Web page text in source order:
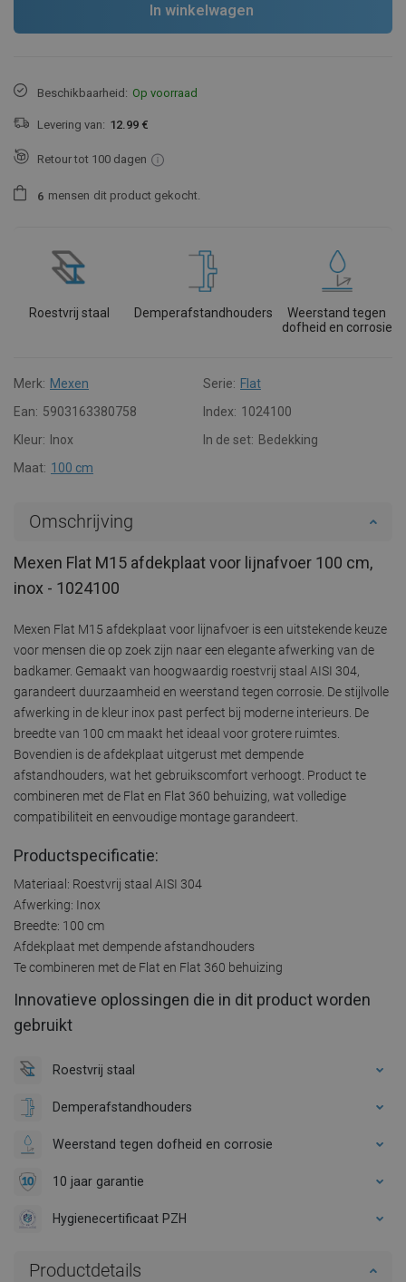
In winkelwagen
Beschikbaarheid: Op voorraad
Levering van: 12.99 €
Retour tot 100 dagen
6 mensen dit product gekocht.
Roestvrij staal Demperafstandhouders
Weerstand tegen
dofheid en corrosie
Merk: Mexen Serie: Flat
Ean: 5903163380758 Index: 1024100
Kleur:
Inox In de set: Bedekking
Maat: 100 cm
Omschrijving
Mexen Flat M15 afdekplaat voor lijnafvoer 100 cm,
inox - 1024100
Mexen Flat M15 afdekplaat voor lijnafvoer is een uitstekende keuze
voor mensen die op zoek zijn naar een elegante afwerking van de
badkamer. Gemaakt van hoogwaardig roestvrij staal AISI 304,
garandeert duurzaamheid en weerstand tegen corrosie. De stijlvolle
afwerking in de kleur inox past perfect bij moderne interieurs. De
breedte van 100 cm maakt het ideaal voor grotere ruimtes.
Bovendien is de afdekplaat uitgerust met dempende
afstandhouders, wat het gebruikscomfort verhoogt. Product te
combineren met de Flat en Flat 360 behuizing, wat volledige
compatibiliteit en eenvoudige montage garandeert.
Productspecificatie:
Materiaal: Roestvrij staal AISI 304
Afwerking: Inox
Breedte: 100 cm
Afdekplaat met dempende afstandhouders
Te combineren met de Flat en Flat 360 behuizing
Innovatieve oplossingen die in dit product worden
gebruikt
Roestvrij staal
Demperafstandhouders
Weerstand tegen dofheid en corrosie
10 jaar garantie
Hygienecertificaat PZH
Productdetails